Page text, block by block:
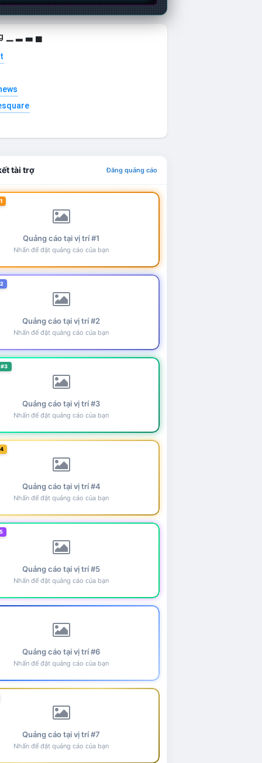
▁ ▂ ▃ ▄
tài trợ Đăng quảng cáo
Quảng cáo tại vị trí #1
Nhấn để đặt quảng cáo của bạn
Quảng cáo tại vị trí #2
Nhấn để đặt quảng cáo của bạn
Quảng cáo tại vị trí #3
Nhấn để đặt quảng cáo của bạn
Quảng cáo tại vị trí #4
Nhấn để đặt quảng cáo của bạn
Quảng cáo tại vị trí #5
Nhấn để đặt quảng cáo của bạn
Quảng cáo tại vị trí #6
Nhấn để đặt quảng cáo của bạn
Quảng cáo tại vị trí #7
Nhấn để đặt quảng cáo của bạn